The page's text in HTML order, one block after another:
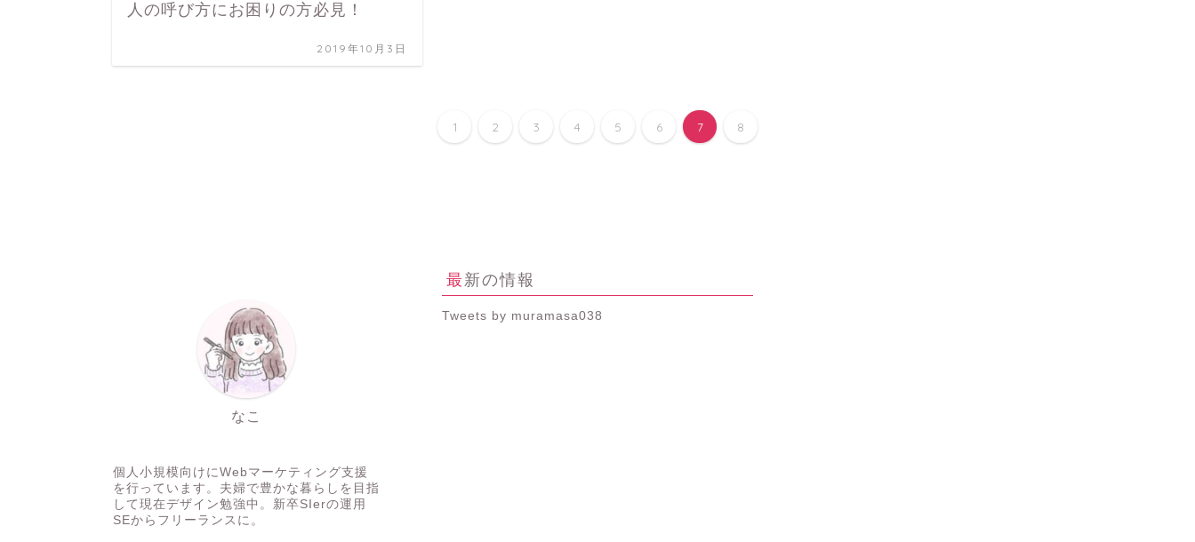
人の呼び方にお困りの方必見！
2019年10月3日
1 2 3 4 5 6 7 8
なこ
個人小規模向けにWebマーケティング支援
を行っています。夫婦で豊かな暮らしを目指
して現在デザイン勉強中。新卒SIerの運用
SEからフリーランスに。
最新の情報
Tweets by muramasa038